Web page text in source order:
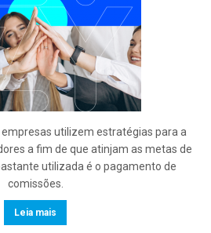
utilizem estratégias para a
a fim de que atinjam as metas de
utilizada é o pagamento de
comissões.
Leia mais